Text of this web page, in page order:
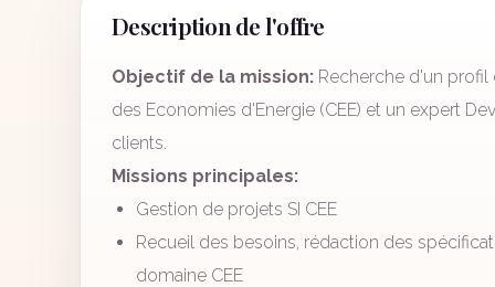
Description de l'offre
Objectif de la mission: Recherche d'un
des Economies d'Energie (CEE) et un expert
clients.
Missions principales:
Gestion de projets SI CEE
Recueil des besoins, rédaction des
domaine CEE